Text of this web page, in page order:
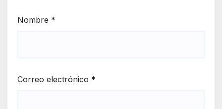
Nombre *
Correo electrónico *